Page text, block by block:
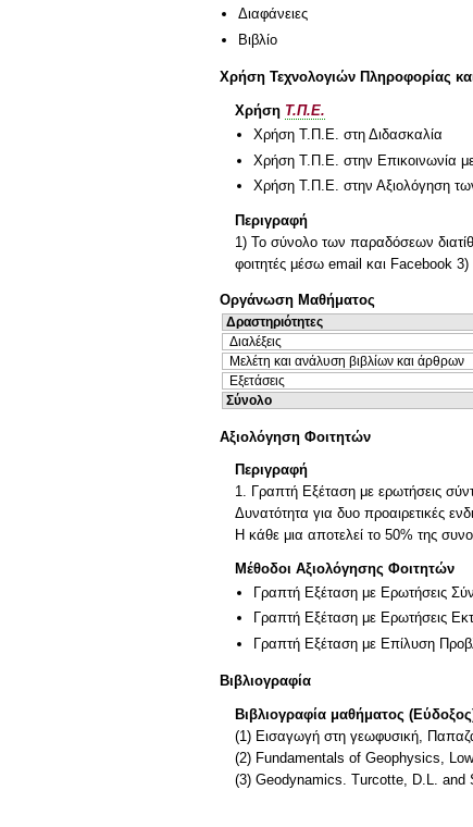
Διαφάνειες
Βιβλίο
Χρήση Τεχνολογιών Πληροφορίας
Χρήση Τ.Π.Ε.
Χρήση Τ.Π.Ε. στη Διδασκαλία
Χρήση Τ.Π.Ε. στην Επικοινωνία με
Χρήση Τ.Π.Ε. στην Αξιολόγηση
Περιγραφή
1) Το σύνολο των παραδόσεων
φοιτητές μέσω email και Facebook
Οργάνωση Μαθήματος
Δραστηριότητες
Διαλέξεις
Μελέτη και ανάλυση βιβλίων και άρθρων
Εξετάσεις
Σύνολο
Αξιολόγηση Φοιτητών
Περιγραφή
1. Γραπτή Εξέταση με ερωτήσεις
Δυνατότητα για δυο προαιρετικές
Η κάθε μια αποτελεί το 50% της
Μέθοδοι Αξιολόγησης Φοιτητών
Γραπτή Εξέταση με Ερωτήσεις
Γραπτή Εξέταση με Ερωτήσεις
Γραπτή Εξέταση με Επίλυση
Βιβλιογραφία
Βιβλιογραφία μαθήματος
(1) Εισαγωγή στη γεωφυσική,
(2) Fundamentals of Geophysics,
(3) Geodynamics. Turcotte, D.L. and